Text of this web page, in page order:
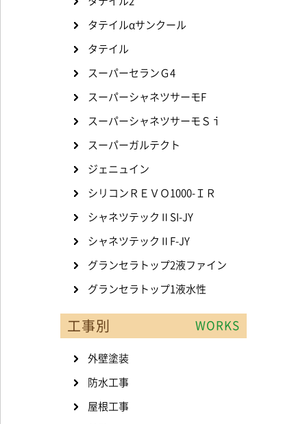
タテイルαサンクール
タテイル
スーパーセランＧ4
スーパーシャネツサーモF
スーパーシャネツサーモＳｉ
スーパーガルテクト
ジェニュイン
シリコンＲＥＶＯ1000-ＩＲ
シャネツテックⅡSI-JY
シャネツテックⅡF-JY
グランセラトップ2液ファイン
グランセラトップ1液水性
工事別 WORKS
外壁塗装
防水工事
屋根工事